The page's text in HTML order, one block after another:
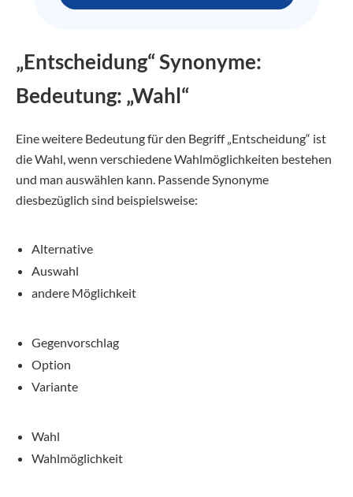
„Entscheidung“ Synonyme:
Bedeutung: „Wahl“
Eine weitere Bedeutung für den Begriff „Entscheidung“ ist
die Wahl, wenn verschiedene Wahlmöglichkeiten bestehen
und man auswählen kann. Passende Synonyme
diesbezüglich sind beispielsweise:
Alternative
Auswahl
andere Möglichkeit
Gegenvorschlag
Option
Variante
Wahl
Wahlmöglichkeit